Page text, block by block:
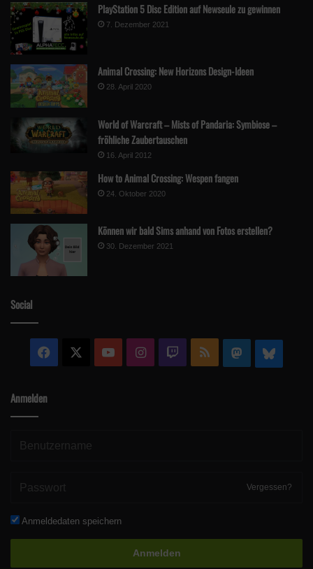
PlayStation 5 Disc Edition auf Newseule zu gewinnen
7. Dezember 2021
Animal Crossing: New Horizons Design-Ideen
28. April 2020
World of Warcraft – Mists of Pandaria: Symbiose –
fröhliche Zaubertauschen
16. April 2012
How to Animal Crossing: Wespen fangen
24. Oktober 2020
Können wir bald Sims anhand von Fotos erstellen?
30. Dezember 2021
Social
Facebook YouTubeInstagram
Twitch RSS Mastodon
Anmelden
Vergessen?
Anmeldedaten speichern
Anmelden